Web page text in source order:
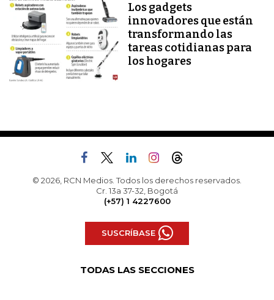
Los gadgets
innovadores que están
transformando las
tareas cotidianas para
los hogares
© 2026, RCN Medios. Todos los derechos reservados.
Cr. 13a 37-32, Bogotá
(+57) 1 4227600
SUSCRÍBASE
TODAS LAS SECCIONES